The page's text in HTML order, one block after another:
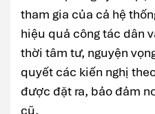
tham gia của cả hệ
hiệu quả công tác dân
thời tâm tư, nguyện
quyết các kiến nghị
được đặt ra, bảo đảm
cũ.